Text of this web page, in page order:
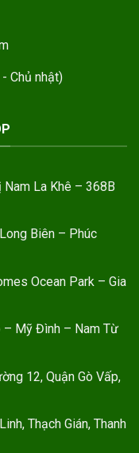
Chủ nhật)
La Khê – 368B
Biên – Phúc
Ocean Park – Gia
– Mỹ Đình – Nam Từ
12, Quận Gò Vấp,
Thạch Gián, Thanh